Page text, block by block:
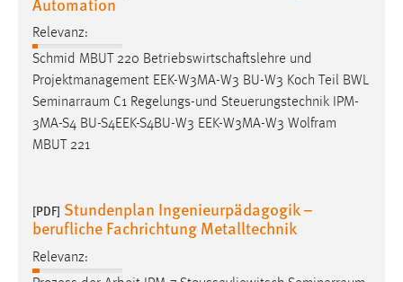
Relevanz:
Schmid MBUT 220 Betriebswirtschaftslehre und
Projektmanagement EEK-W3MA-W3 BU-W3 Koch Teil BWL
Seminarraum C1 Regelungs-und Steuerungstechnik IPM-
3MA-S4 BU-S4EEK-S4BU-W3 EEK-W3MA-W3 Wolfram
MBUT 221
[PDF] Stundenplan Ingenieurpädagogik –
berufliche Fachrichtung Metalltechnik
Relevanz:
Facebook Pixel
Name:
_fbp
Anbieter:
Zweck:
Cookie Laufzeit:
3 Monate